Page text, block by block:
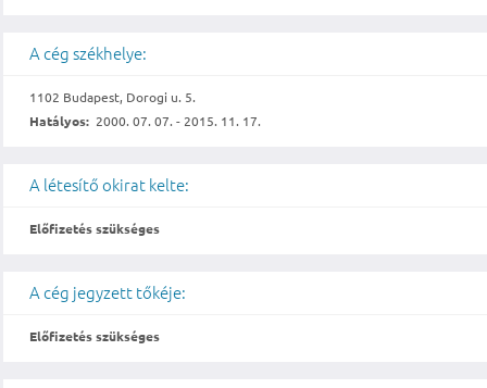
A cég székhelye:
1102 Budapest, Dorogi u. 5.
Hatályos: 2000. 07. 07. - 2015. 11. 17.
A létesítő okirat kelte:
Előfizetés szükséges
A cég jegyzett tőkéje:
Előfizetés szükséges